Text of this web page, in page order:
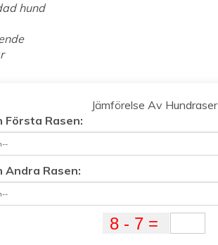
hund
Jämförelse Av Hundraser
Första Rasen:
Andra Rasen: